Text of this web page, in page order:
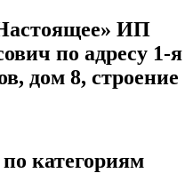
ИП
по адресу 1-я
дом 8, строение
категориям